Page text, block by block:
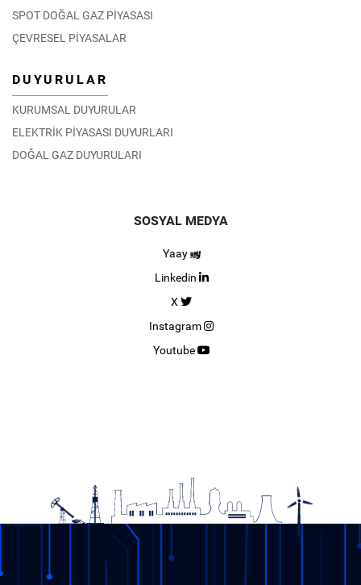
SPOT DOĞAL GAZ PİYASASI
ÇEVRESEL PİYASALAR
DUYURULAR
KURUMSAL DUYURULAR
ELEKTRİK PİYASASI DUYURLARI
DOĞAL GAZ DUYURULARI
SOSYAL MEDYA
Yaay
Linkedin
X
Instagram
Youtube